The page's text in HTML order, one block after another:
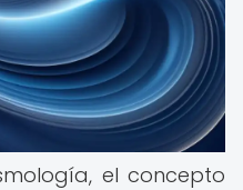
el concepto